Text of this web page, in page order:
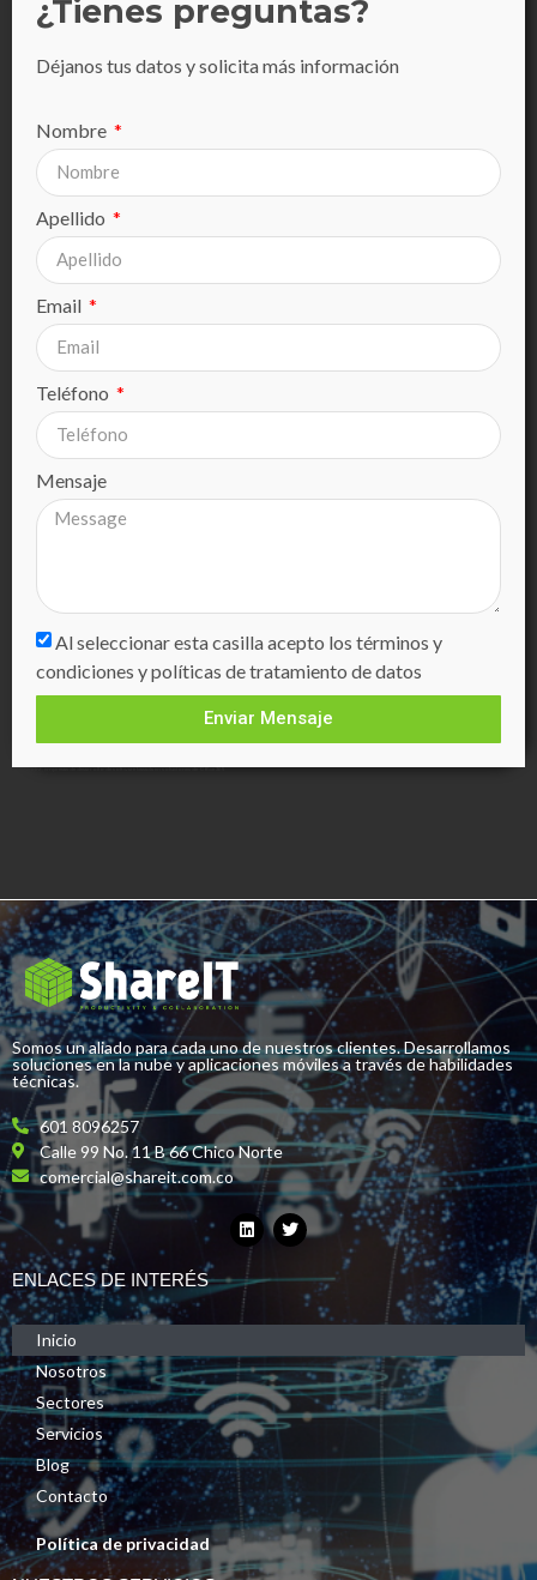
¿Tienes preguntas?
Déjanos tus datos y solicita más información
Nombre
Apellido
Email
Teléfono
Mensaje
Al seleccionar esta casilla acepto los términos y
condiciones y políticas de tratamiento de datos
Enviar Mensaje
Sharepoint, empresas de desarrollo de software basada en soluciones de Office 365
Somos un aliado para cada uno de nuestros clientes. Desarrollamos
soluciones en la nube y aplicaciones móviles a través de habilidades
técnicas.
601 8096257
Calle 99 No. 11 B 66 Chico Norte
comercial@shareit.com.co
ENLACES DE INTERÉS
Inicio
Nosotros
Sectores
Servicios
Blog
Contacto
Política de privacidad